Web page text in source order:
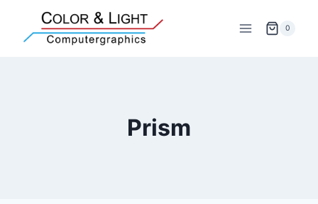
springen
0
Prism